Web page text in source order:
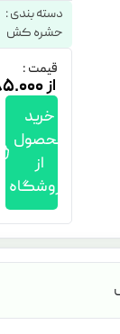
دسته بندی :
حشره کش
قیمت :
خرید
محصول
از
فروشگاه